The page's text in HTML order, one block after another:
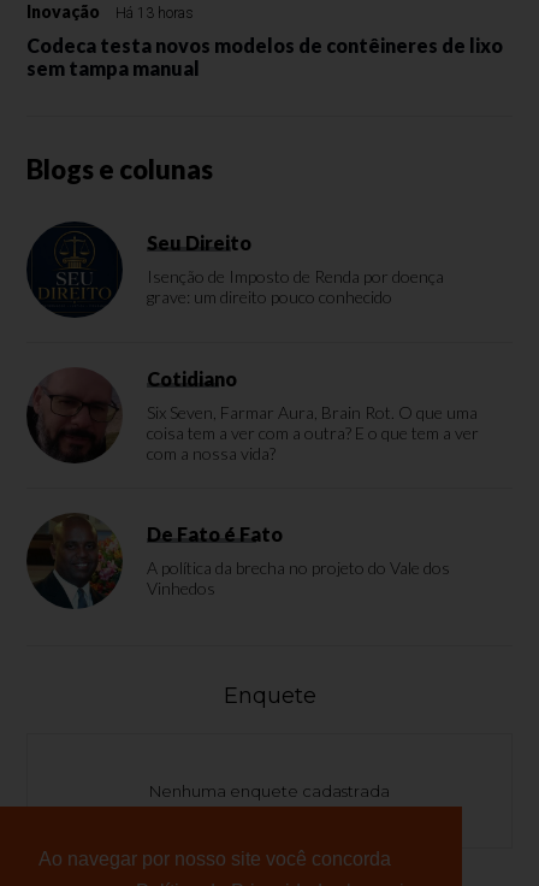
Ao navegar por nosso site você concorda
Inovação Há 13 horas
Codeca testa novos modelos de contêineres de lixo
sem tampa manual
Blogs e colunas
Seu Direito
Isenção de Imposto de Renda por doença
grave: um direito pouco conhecido
Cotidiano
Six Seven, Farmar Aura, Brain Rot. O que uma
coisa tem a ver com a outra? E o que tem a ver
com a nossa vida?
De Fato é Fato
A política da brecha no projeto do Vale dos
Vinhedos
Enquete
Nenhuma enquete cadastrada